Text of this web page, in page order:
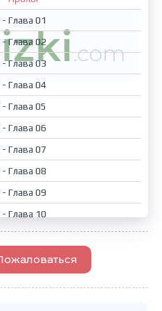
Глава 01
Глава 02
Глава 03
Глава 04
Глава 05
Глава 06
Глава 07
Глава 08
Глава 09
Глава 10
Глава 11
Глава 12